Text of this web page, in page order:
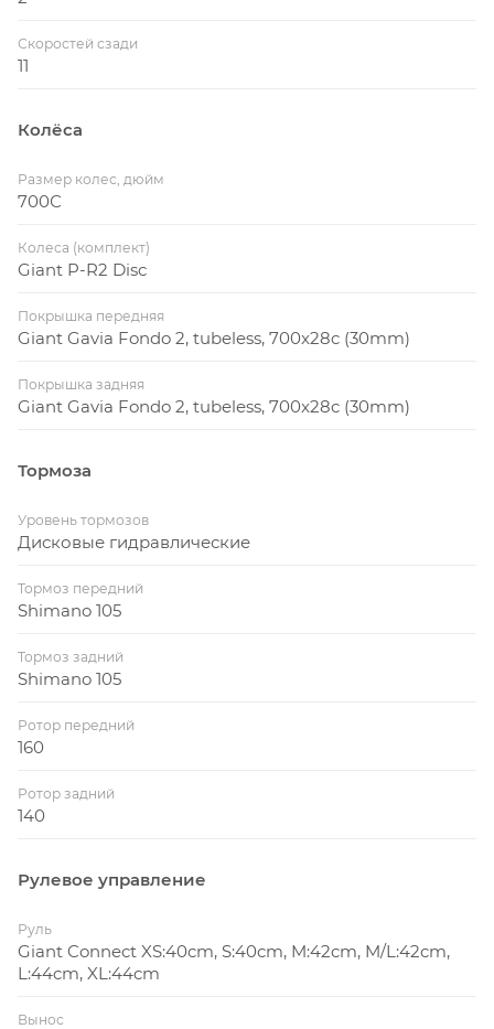
Скоростей сзади
11
Колёса
Размер колес, дюйм
700С
Колеса (комплект)
Giant P-R2 Disc
Покрышка передняя
Giant Gavia Fondo 2, tubeless, 700x28c (30mm)
Покрышка задняя
Giant Gavia Fondo 2, tubeless, 700x28c (30mm)
Тормоза
Уровень тормозов
Дисковые гидравлические
Тормоз передний
Shimano 105
Тормоз задний
Shimano 105
Ротор передний
160
Ротор задний
140
Рулевое управление
Руль
Giant Connect XS:40cm, S:40cm, M:42cm, M/L:42cm,
L:44cm, XL:44cm
Вынос